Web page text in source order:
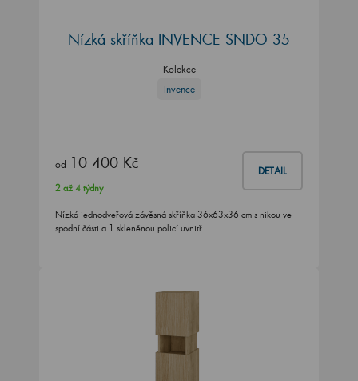
Nízká skříňka INVENCE SNDO 35
Kolekce
Invence
od 10 400 Kč DETAIL
2 až 4 týdny
Nízká jednodveřová závěsná skříňka 36x63x36 cm s nikou ve
spodní části a 1 skleněnou policí uvnitř